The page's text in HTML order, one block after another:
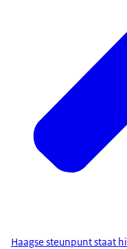
Haagse steunpunt staat